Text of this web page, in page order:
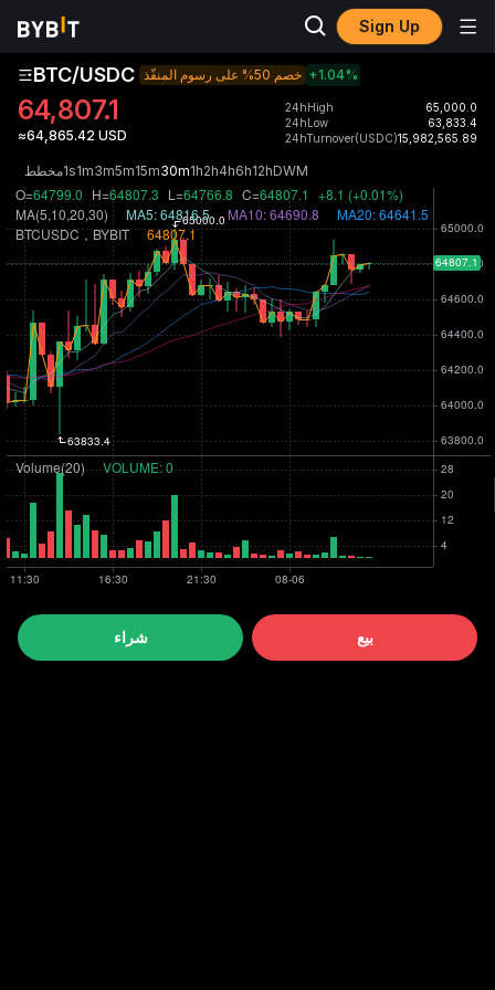
Sign Up
BTC/USDC خصم 50% على رسوم المنفّذ +1.04%
64,807.1
≈64,865.42 USD
24hHigh
65,000.0
24hLow
63,833.4
24hTurnover(USDC)15,982,565.89
مخطط1s1m3m5m15m30m1h2h4h6h12hDWM
شراء بيع